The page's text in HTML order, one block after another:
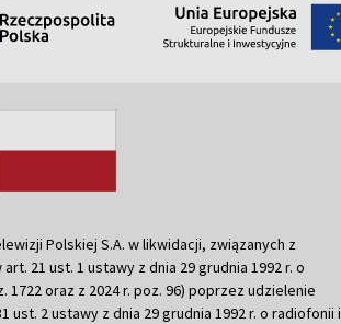
Polskiej S.A. w likwidacji, związanych z
21 ust. 1 ustawy z dnia 29 grudnia 1992 r. o
1722 oraz z 2024 r. poz. 96) poprzez udzielenie
2 ustawy z dnia 29 grudnia 1992 r. o radiofonii i